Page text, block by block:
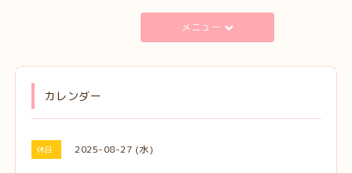
メニュー
カレンダー
休日 2025-08-27 (水)